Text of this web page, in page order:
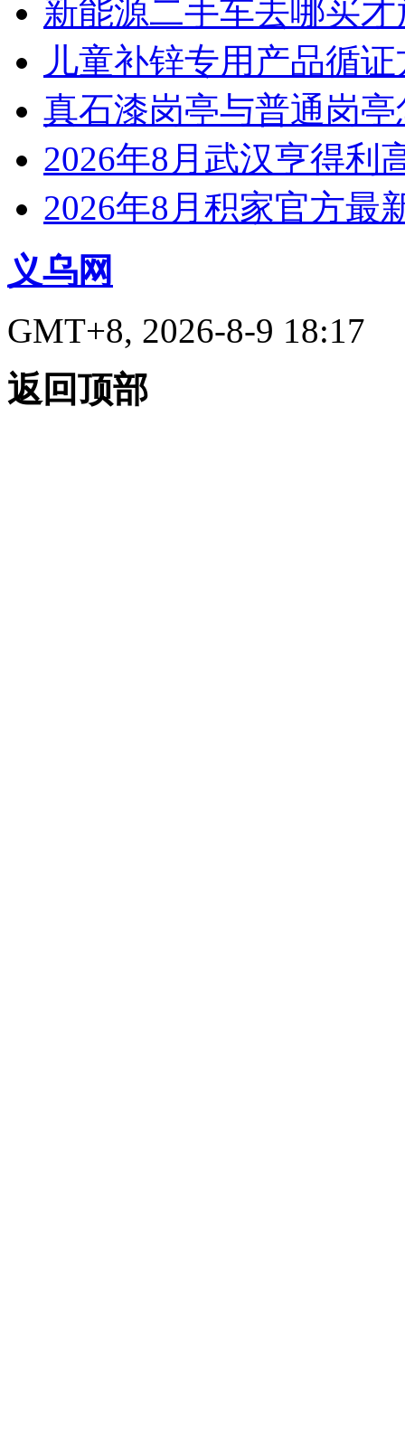
新能源二手车去哪买
儿童补锌专用产品循
真石漆岗亭与普通岗
2026年8月武汉亨得利
2026年8月积家官方最
义乌网
GMT+8, 2026-8-9 18:17
返回顶部